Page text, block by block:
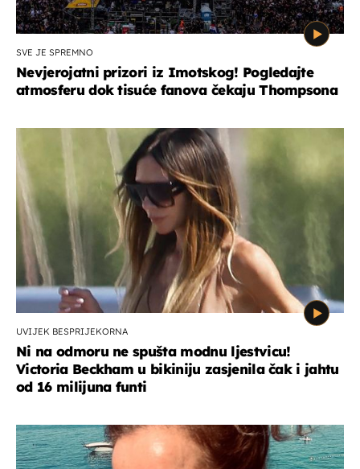
SVE JE SPREMNO
Nevjerojatni prizori iz Imotskog! Pogledajte
atmosferu dok tisuće fanova čekaju Thompsona
UVIJEK BESPRIJEKORNA
Ni na odmoru ne spušta modnu ljestvicu!
Victoria Beckham u bikiniju zasjenila čak i jahtu
od 16 milijuna funti